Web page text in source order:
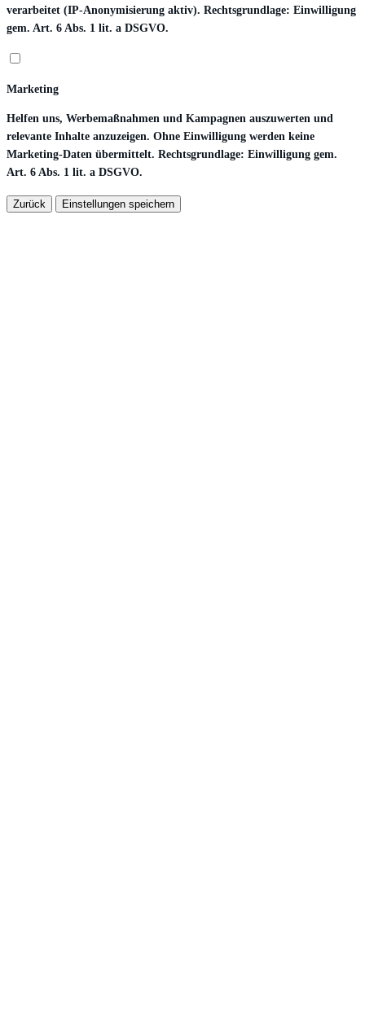
verarbeitet (IP-Anonymisierung aktiv). Rechtsgrundlage: Einwilligung
gem. Art. 6 Abs. 1 lit. a DSGVO.
Marketing
Helfen uns, Werbemaßnahmen und Kampagnen auszuwerten und
relevante Inhalte anzuzeigen. Ohne Einwilligung werden keine
Marketing-Daten übermittelt. Rechtsgrundlage: Einwilligung gem.
Art. 6 Abs. 1 lit. a DSGVO.
Zurück Einstellungen speichern